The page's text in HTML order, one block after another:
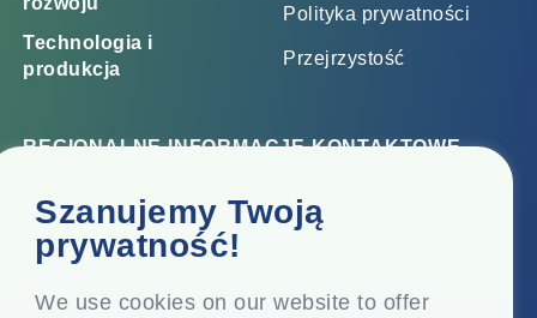
Szanujemy Twoją
prywatność!
We use cookies on our website to offer
Technologia i
produkcja
Polityka prywatności
Przejrzystość
REGIONALNE INFORMACJE KONTAKTOWE
Biuro korporacyjne
Top Floor, Times Tower, Kamala City, Senapati Bapat
Marg, Lower Parel, Mumbai - 400 013, Maharashtra,